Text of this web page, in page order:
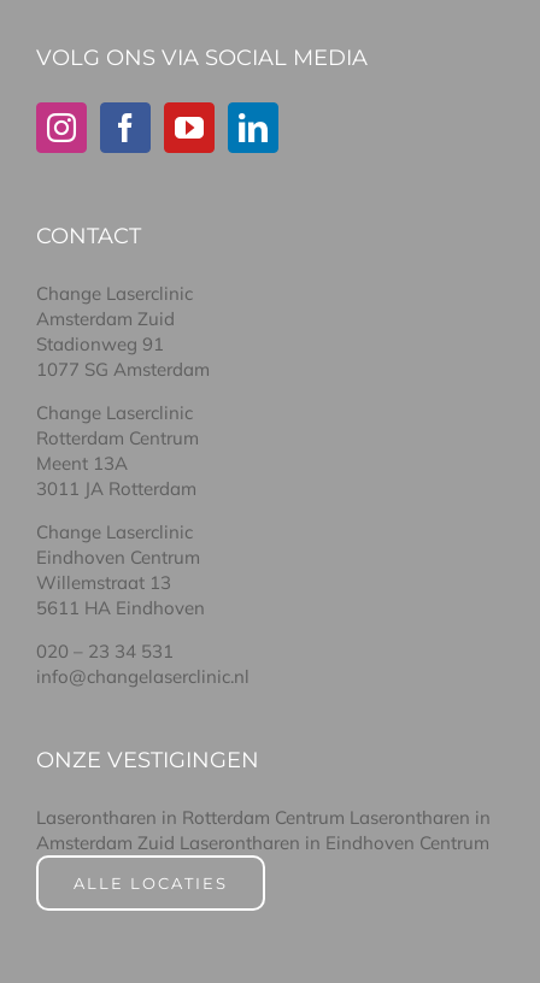
VOLG ONS VIA SOCIAL MEDIA
CONTACT
Change Laserclinic
Amsterdam Zuid
Stadionweg 91
1077 SG Amsterdam
Change Laserclinic
Rotterdam Centrum
Meent 13A
3011 JA Rotterdam
Change Laserclinic
Eindhoven Centrum
Willemstraat 13
5611 HA Eindhoven
020 – 23 34 531
info@changelaserclinic.nl
ONZE VESTIGINGEN
Laserontharen in Rotterdam Centrum Laserontharen in
Amsterdam Zuid Laserontharen in Eindhoven Centrum
ALLE LOCATIES